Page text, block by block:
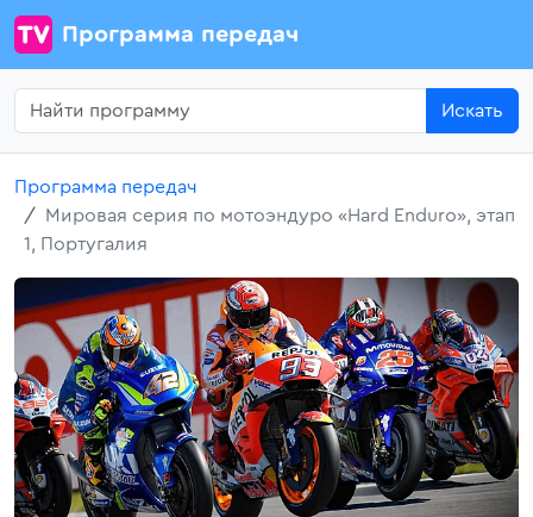
Программа передач
Искать
Программа передач
Мировая серия по мотоэндуро «Hard Enduro», этап
1, Португалия